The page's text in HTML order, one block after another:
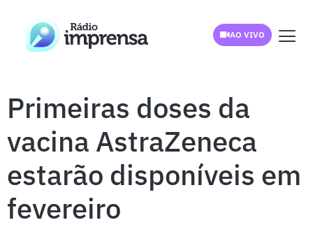
AO VIVO
Primeiras doses da
vacina AstraZeneca
estarão disponíveis em
fevereiro